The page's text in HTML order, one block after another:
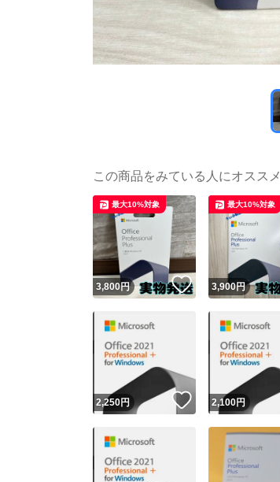
この商品をみている人にオススメ
3,800円 いいね！
最大10%対象
3,900円
最大10%対象
2,250円 いいね！
2,100円